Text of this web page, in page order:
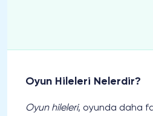
Oyun Hileleri Nelerdir?
Oyun hileleri, oyunda daha